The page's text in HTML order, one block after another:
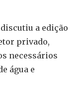
a edição
privado,
necessários
água e